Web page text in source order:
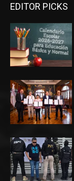
EDITOR PICKS